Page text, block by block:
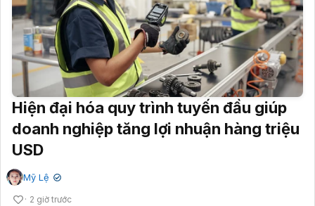
Hiện đại hóa quy trình tuyến đầu giúp
doanh nghiệp tăng lợi nhuận hàng triệu
USD
Mỹ Lệ ✔
2 giờ trước